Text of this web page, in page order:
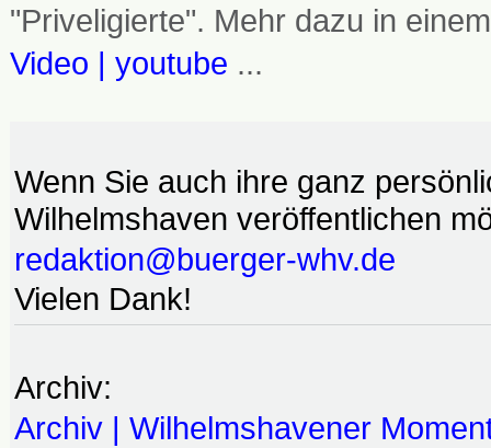
"Priveligierte". Mehr dazu in
Video | youtube ...
Wenn Sie auch ihre ganz
Wilhelmshaven veröffentlichen
redaktion@buerger-whv.de
Vielen Dank!
Archiv:
Archiv | Wilhelmshavener